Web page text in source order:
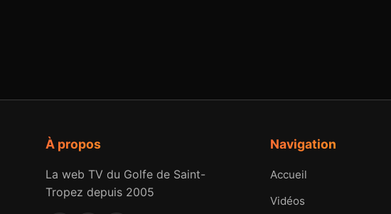
À propos
La web TV du Golfe de Saint-
Tropez depuis 2005
Navigation
Accueil
Vidéos